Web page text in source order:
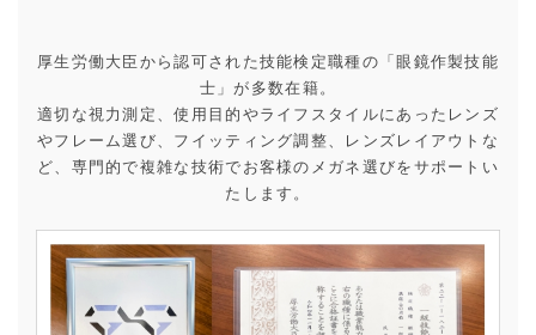
厚生労働大臣から認可された技能検定職種の「眼鏡作製技能
士」が多数在籍。
適切な視力測定、使用目的やライフスタイルにあったレンズ
やフレーム選び、フイッティング調整、レンズレイアウトな
ど、専門的で複雑な技術でお客様のメガネ選びをサポートい
たします。